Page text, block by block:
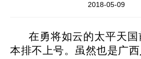
2018-05-09
在勇将如云的太平天
本排不上号。虽然也是广